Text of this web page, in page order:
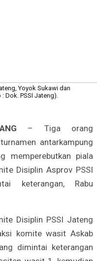
Yoyok Sukawi dan
Dok. PSSI Jateng).
– Tiga orang
antarkampung
memperebutkan piala
Disiplin Asprov PSSI
keterangan, Rabu
Disiplin PSSI Jateng
komite wasit Askab
dimintai keterangan